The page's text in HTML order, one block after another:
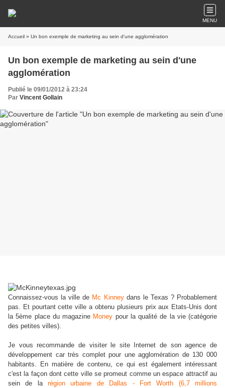
MENU
Accueil » Un bon exemple de marketing au sein d'une agglomération
Un bon exemple de marketing au sein d'une
agglomération
Publié le 09/01/2012 à 23:24
Par Vincent Gollain
Connaissez-vous la ville de Mc Kinneydans le Texas ? Probablement
pas. Et pourtant cette ville a obtenu plusieurs prix aux Etats-Unis dont
la 5ème place du magazine Money pour la qualité de la vie (catégorie
des petites villes).
Je vous recommande de visiter le site Internet de son agence de
développement car très complet pour une agglomération de 130 000
habitants. En matière de contenu, ce qui est également intéressant
c'est la façon dont cette ville se promeut comme un espace attractif au
sein de larégion urbaine de Dallas - Fort Worth (6,7 millions